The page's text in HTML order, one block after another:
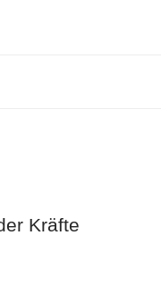
Kräfte